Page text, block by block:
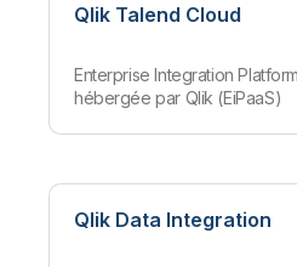
Qlik Talend Cloud
Enterprise Integration
hébergée par Qlik (EiPaaS)
Qlik Data Integration